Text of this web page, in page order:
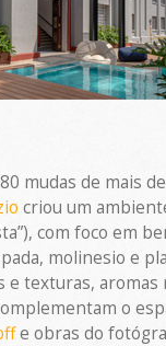
mudas de mais
criou um
com foco em
molinesio e
e texturas,
o
e obras do